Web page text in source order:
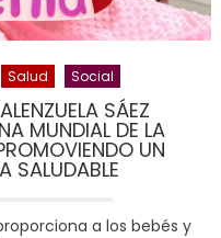
Salud Social
SÁEZ
MUNDIAL DE LA
UN
SALUDABLE
a los bebés y